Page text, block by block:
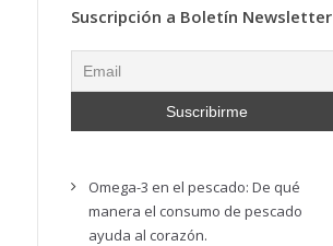
Suscripción a Boletín Newsletter
Omega-3 en el pescado: De qué
manera el consumo de pescado
ayuda al corazón.